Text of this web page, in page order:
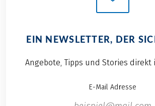
EIN NEWSLETTER, DER
Angebote, Tipps und Stories direkt
E-Mail Adresse